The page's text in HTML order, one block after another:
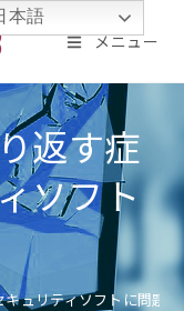
メニュー
返す症
ソフト
ュリティソフトに問題
本語